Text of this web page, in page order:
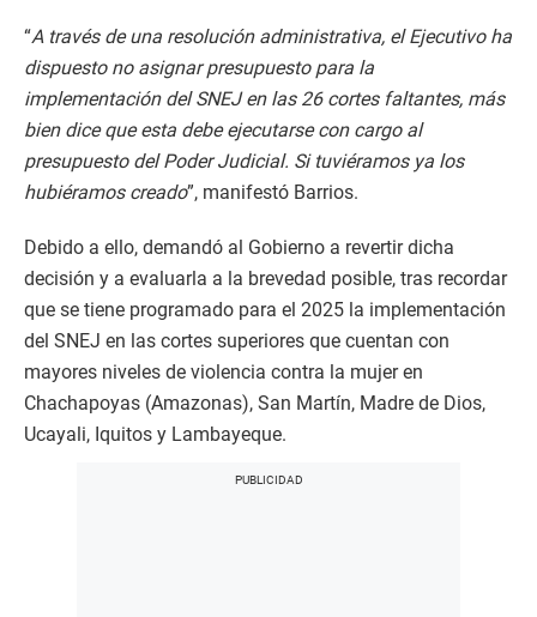
“A través de una resolución administrativa, el Ejecutivo ha
dispuesto no asignar presupuesto para la
implementación del SNEJ en las 26 cortes faltantes, más
bien dice que esta debe ejecutarse con cargo al
presupuesto del Poder Judicial. Si tuviéramos ya los
hubiéramos creado”, manifestó Barrios.
Debido a ello, demandó al Gobierno a revertir dicha
decisión y a evaluarla a la brevedad posible, tras recordar
que se tiene programado para el 2025 la implementación
del SNEJ en las cortes superiores que cuentan con
mayores niveles de violencia contra la mujer en
Chachapoyas (Amazonas), San Martín, Madre de Dios,
Ucayali, Iquitos y Lambayeque.